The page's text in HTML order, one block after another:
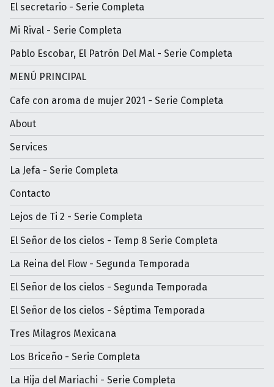
El secretario - Serie Completa
Mi Rival - Serie Completa
Pablo Escobar, El Patrón Del Mal - Serie Completa
MENÚ PRINCIPAL
Cafe con aroma de mujer 2021 - Serie Completa
About
Services
La Jefa - Serie Completa
Contacto
Lejos de Ti 2 - Serie Completa
El Señor de los cielos - Temp 8 Serie Completa
La Reina del Flow - Segunda Temporada
El Señor de los cielos - Segunda Temporada
El Señor de los cielos - Séptima Temporada
Tres Milagros Mexicana
Los Briceño - Serie Completa
La Hija del Mariachi - Serie Completa